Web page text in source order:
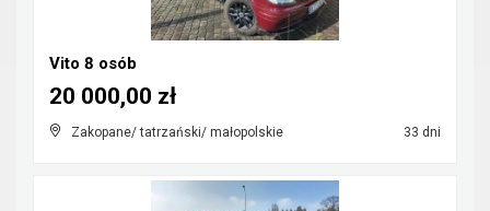
Vito 8 osób
Zakopane/ tatrzański/ małopolskie 33 dni
20 000,00 zł